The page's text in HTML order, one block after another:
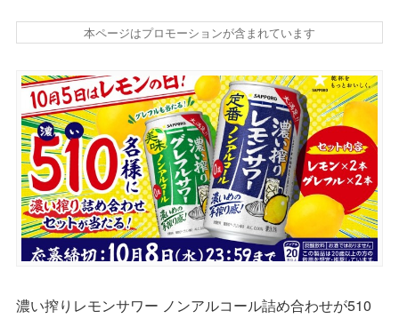
本ページはプロモーションが含まれています
濃い搾りレモンサワー ノンアルコール詰め合わせが510